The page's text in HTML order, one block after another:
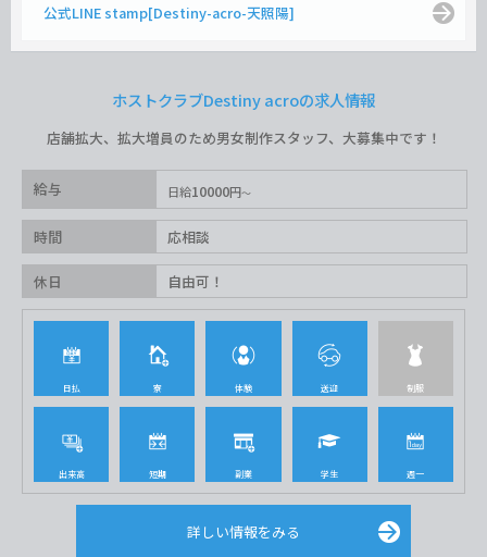
公式LINE stamp[Destiny-acro-天照陽]
ホストクラブDestiny acroの求人情報
店舗拡大、拡大増員のため男女制作スタッフ、大募集中です！
給与 日給10000円
時間 応相談
休日 自由可！
日払 寮 体験 送迎 制服
出来高 短期 副業 学生 週一
詳しい情報をみる